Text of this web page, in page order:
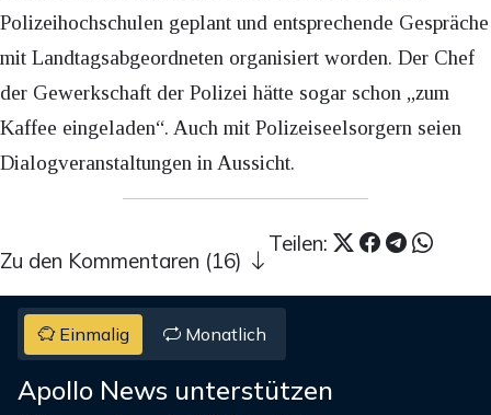
Polizeihochschulen geplant und entsprechende Gespräche
mit Landtagsabgeordneten organisiert worden. Der Chef
der Gewerkschaft der Polizei hätte sogar schon „zum
Kaffee eingeladen“. Auch mit Polizeiseelsorgern seien
Dialogveranstaltungen in Aussicht.
Teilen:
Zu den Kommentaren (16)
Einmalig Monatlich
Apollo News unterstützen